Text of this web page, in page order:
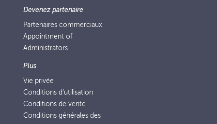
Devenez partenaire
Partenaires commerciaux
Appointment of
Administrators
Plus
Vie privée
Conditions d’utilisation
Conditions de vente
Conditions générales des